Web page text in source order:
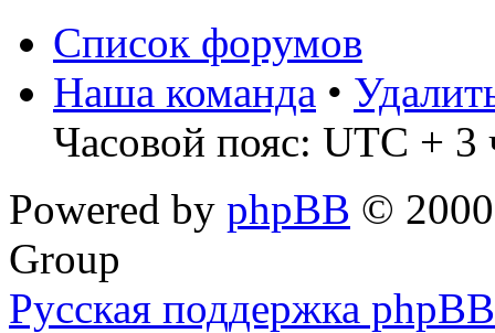
Список форумов
Наша команда •
Часовой пояс: UTC + 3
Powered by phpBB ©
Group
Русская поддержка phpBB